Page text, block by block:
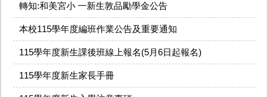
轉知:和美宮小 一新生敦品勵學金公告
本校115學年度編班作業公告及重要通知
115學年度新生課後班線上報名(5月6日起報名)
115學年度新生家長手冊